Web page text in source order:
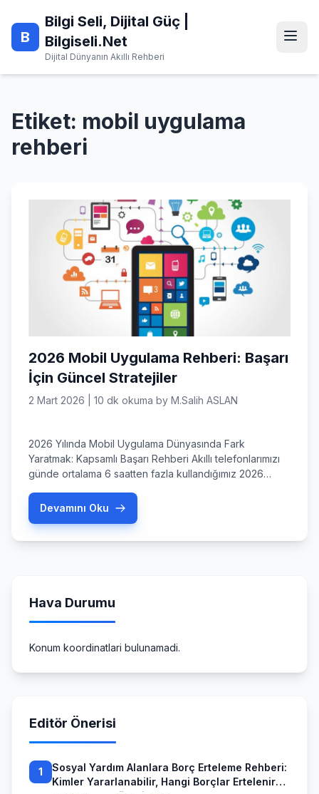
content
B
Bilgi Seli, Dijital Güç |
Bilgiseli.Net
Dijital Dünyanın Akıllı Rehberi
Etiket: mobil uygulama
rehberi
2026 Mobil Uygulama Rehberi: Başarı
İçin Güncel Stratejiler
2 Mart 2026 10 dk okuma by M.Salih ASLAN
2026 Yılında Mobil Uygulama Dünyasında Fark
Yaratmak: Kapsamlı Başarı Rehberi Akıllı telefonlarımızı
günde ortalama 6 saatten fazla kullandığımız 2026
değil, dijital varlığın temel taşı haline geldi. Peki,
uygulama mağazalarının milyonlarca seçenekle dolup
Devamını Oku
Hava Durumu
Konum koordinatlari bulunamadi.
Editör Önerisi
1
Sosyal Yardım Alanlara Borç Erteleme Rehberi:
Kimler Yararlanabilir, Hangi Borçlar Ertelenir